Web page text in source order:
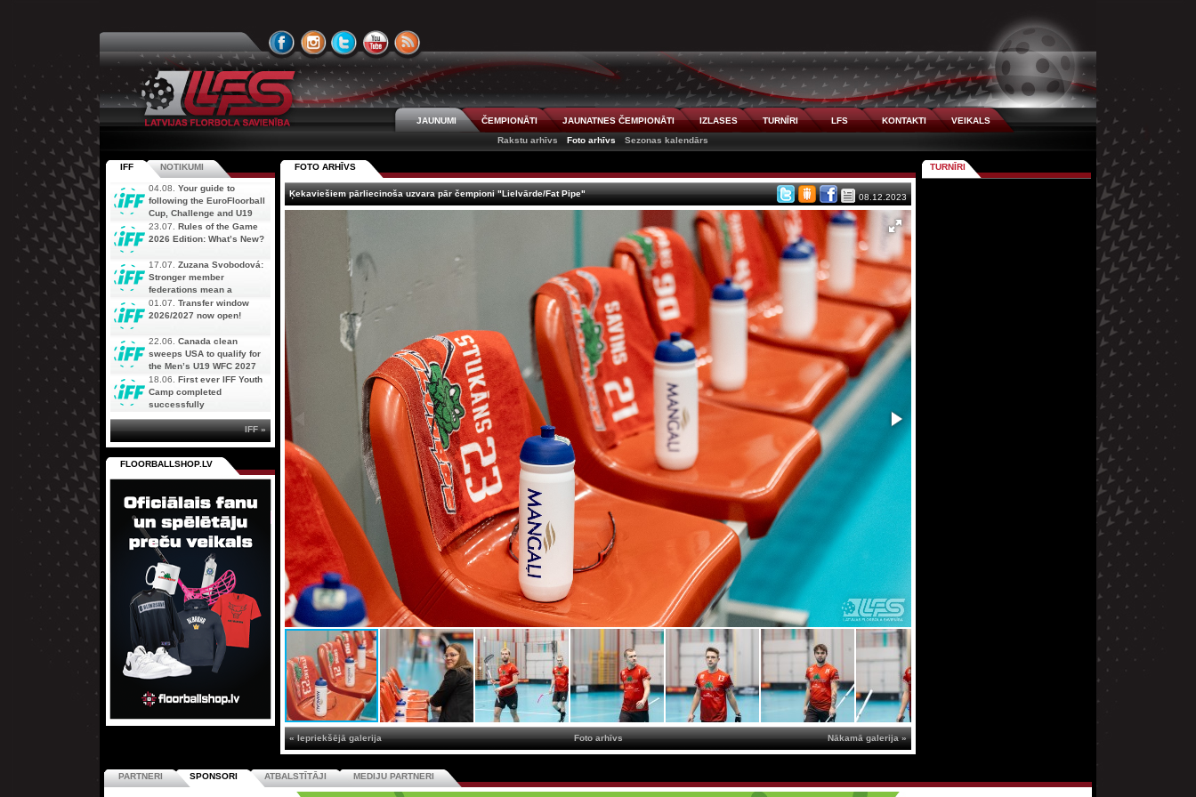
JAUNUMI ČEMPIONĀTI JAUNATNES ČEMPIONĀTI IZLASES TURNĪRI LFS KONTAKTI
VEIKALS
Rakstu arhīvs
Foto arhīvs Sezonas kalendārs
FOTO ARHĪVS
Ķekaviešiem pārliecinoša uzvara pār čempioni "Lielvārde/Fat Pipe" 08.12.2023
« Iepriekšējā galerija Nākamā galerija »
Foto arhīvs
IFF NOTIKUMI
04.08. Your guide to
following the EuroFloorball
Cup, Challenge and U19
AOFC Qualifiers
simultaneously
23.07. Rules of the Game
2026 Edition: What’s New?
17.07. Zuzana Svobodová:
Stronger member
federations mean a
stronger future for floorball
01.07. Transfer window
2026/2027 now open!
22.06. Canada clean
sweeps USA to qualify for
the Men’s U19 WFC 2027
18.06. First ever IFF Youth
Camp completed
successfully
IFF »
FLOORBALLSHOP.LV
TURNĪRI
PARTNERI SPONSORI ATBALSTĪTĀJI MEDIJU PARTNERI